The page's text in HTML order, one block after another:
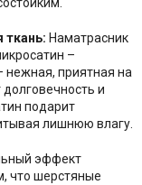
ткань: Наматрасник
–
нежная, приятная на
и
подарит
лишнюю влагу.
эффект
что шерстяные